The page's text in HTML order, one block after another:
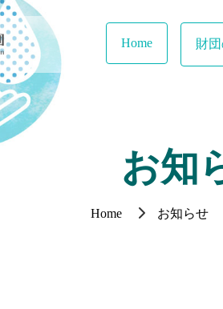
Home 財
お知
Home お知らせ